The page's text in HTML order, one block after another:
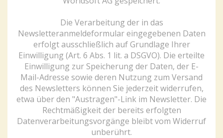
Die Verarbeitung der in das
Newsletteranmeldeformular eingegebenen Daten
erfolgt ausschließlich auf Grundlage Ihrer
Einwilligung (Art. 6 Abs. 1 lit. a DSGVO). Die erteilte
Einwilligung zur Speicherung der Daten, der E-
Mail-Adresse sowie deren Nutzung zum Versand
des Newsletters können Sie jederzeit widerrufen,
etwa über den "Austragen"-Link im Newsletter. Die
Rechtmäßigkeit der bereits erfolgten
Datenverarbeitungsvorgänge bleibt vom Widerruf
unberührt.